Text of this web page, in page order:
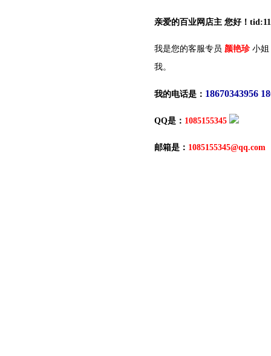
亲爱的百业网店主 您好！
我是您的客服专员 颜艳珍小姐
我。
我的电话是： 18670343956
QQ是： 1085155345
邮箱是： 1085155345@qq.com